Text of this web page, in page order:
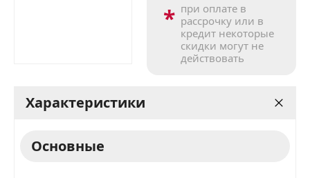
* при оплате в
рассрочку или в
кредит некоторые
скидки могут не
действовать
Характеристики
Основные